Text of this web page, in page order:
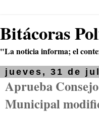
Bitácoras
"La noticia informa; el
jueves, 31 de
Aprueba
Municipal